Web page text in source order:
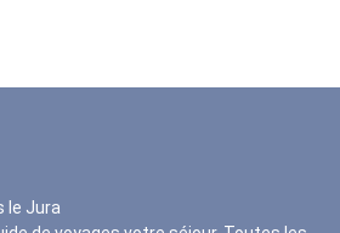
le Jura